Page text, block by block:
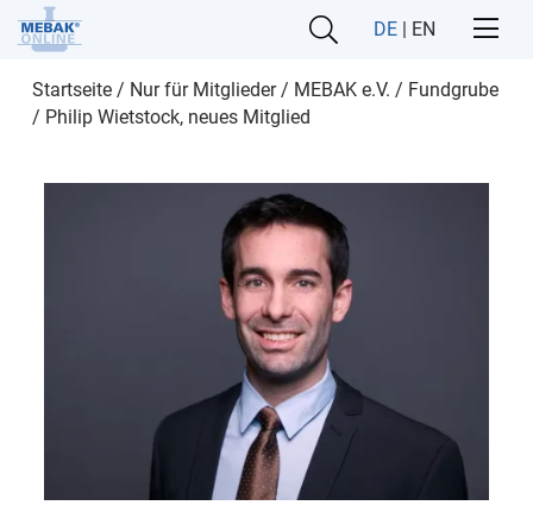
DE | EN
Startseite / Nur für Mitglieder / MEBAK e.V. / Fundgrube
/ Philip Wietstock, neues Mitglied